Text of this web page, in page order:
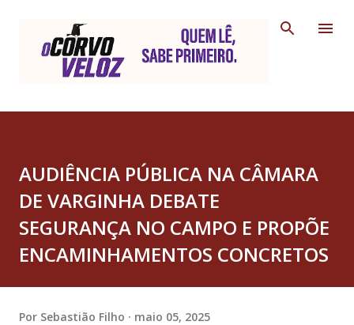
AUDIÊNCIA PÚBLICA NA CÂMARA
DE VARGINHA DEBATE
SEGURANÇA NO CAMPO E PROPÕE
ENCAMINHAMENTOS CONCRETOS
Por Sebastião Filho maio 05, 2025